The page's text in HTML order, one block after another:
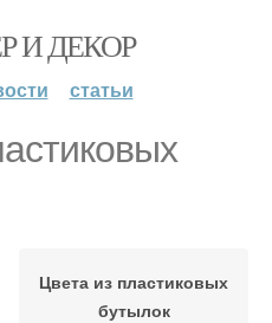
И ДЕКОР
статьи
Цвета из пластиковых
бутылок